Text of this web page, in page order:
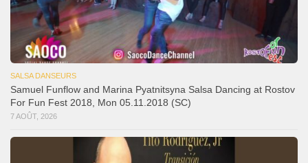
SALSA DANSEURS
Samuel Funflow and Marina Pyatnitsyna Salsa Dancing at Rostov
For Fun Fest 2018, Mon 05.11.2018 (SC)
7 AOÛT, 2026